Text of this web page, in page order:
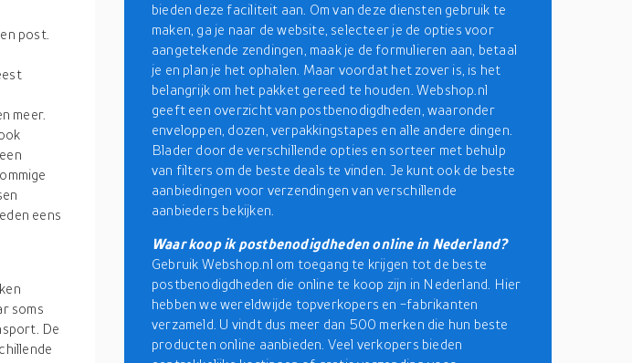
post.
meer.
eens
soms
De
bieden deze faciliteit aan. Om van deze diensten gebruik te
maken, ga je naar de website, selecteer je de opties voor
aangetekende zendingen, maak je de formulieren aan, betaal
je en plan je het ophalen. Maar voordat het zover is, is het
belangrijk om het pakket gereed te houden. Webshop.nl
geeft een overzicht van postbenodigdheden, waaronder
enveloppen, dozen, verpakkingstapes en alle andere dingen.
Blader door de verschillende opties en sorteer met behulp
van filters om de beste deals te vinden. Je kunt ook de beste
aanbiedingen voor verzendingen van verschillende
aanbieders bekijken.
Waar koop ik postbenodigdheden online in Nederland?
Gebruik Webshop.nl om toegang te krijgen tot de beste
postbenodigdheden die online te koop zijn in Nederland. Hier
hebben we wereldwijde topverkopers en -fabrikanten
verzameld. U vindt dus meer dan 500 merken die hun beste
producten online aanbieden. Veel verkopers bieden